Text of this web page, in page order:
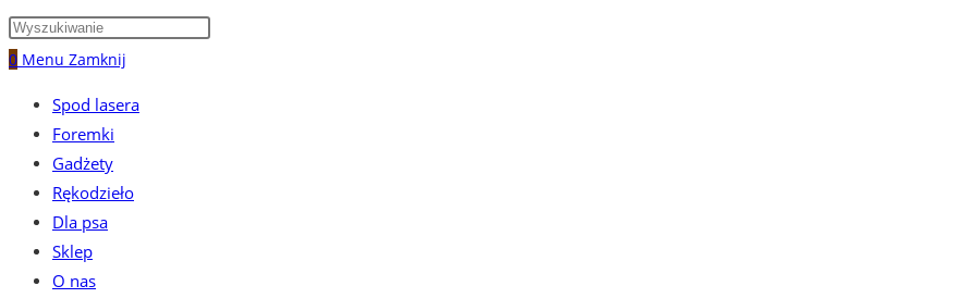
0 Menu Zamknij
Spod lasera
Foremki
Gadżety
Rękodzieło
Dla psa
Sklep
O nas